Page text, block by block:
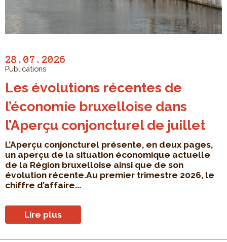
28.07.2026
Publications
Les évolutions récentes de
l’économie bruxelloise dans
l’Aperçu conjoncturel de juillet
L’Aperçu conjoncturel présente, en deux pages,
un aperçu de la situation économique actuelle
de la Région bruxelloise ainsi que de son
évolution récente.Au premier trimestre 2026, le
chiffre d’affaire...
Lire plus